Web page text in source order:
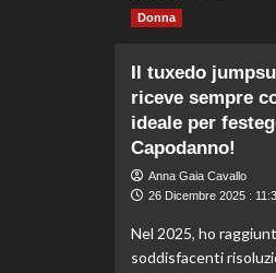
l’elegante
outfit
nero
che
sostituisce
il
classico
per
Capodanno.
Donna
Il tuxedo
riceve sempre
ideale per
Capodanno!
Anna Gaia Cavallo
26 Dicembre 2025 :
Nel 2025, ho
soddisfacenti